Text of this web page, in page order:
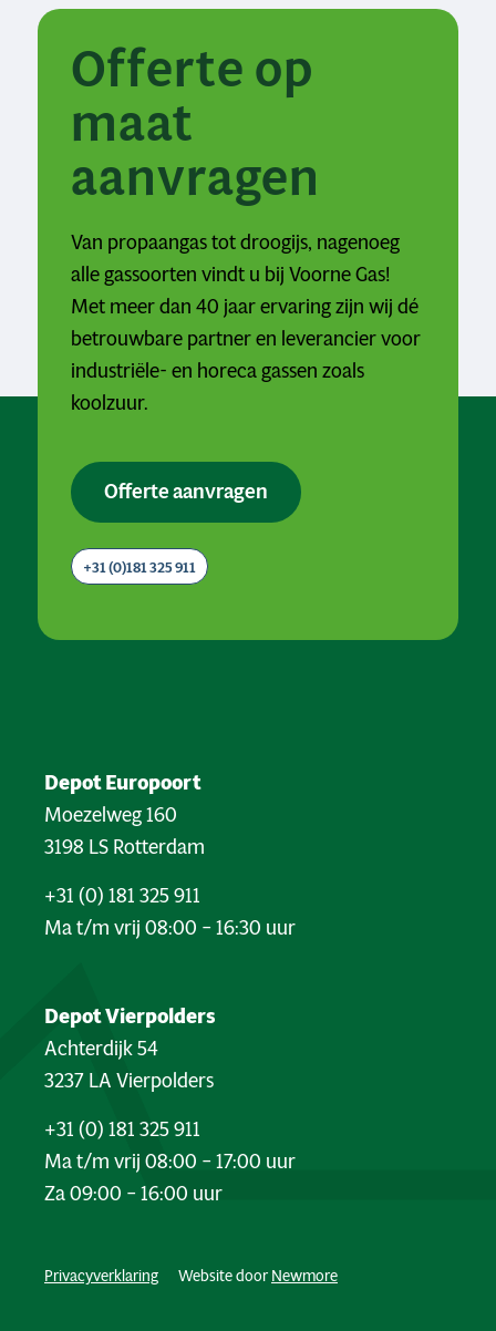
Offerte op
maat
aanvragen
Van propaangas tot droogijs, nagenoeg
alle gassoorten vindt u bij Voorne Gas!
Met meer dan 40 jaar ervaring zijn wij dé
betrouwbare partner en leverancier voor
industriële- en horeca gassen zoals
koolzuur.
Offerte aanvragen
+31 (0)181 325 911
Depot Europoort
Moezelweg 160
3198 LS Rotterdam
+31 (0) 181 325 911
Ma t/m vrij 08:00 – 16:30 uur
Depot Vierpolders
Achterdijk 54
3237 LA Vierpolders
+31 (0) 181 325 911
Ma t/m vrij 08:00 – 17:00 uur
Za 09:00 – 16:00 uur
Privacyverklaring Website door Newmore